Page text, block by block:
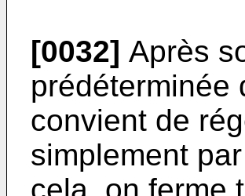
[0032] Après
prédéterminée
convient de
simplement